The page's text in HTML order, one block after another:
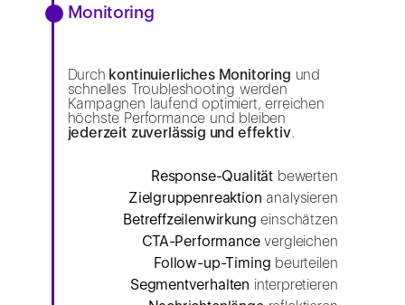
Monitoring
Durch kontinuierliches Monitoring und
schnelles Troubleshooting werden
Kampagnen laufend optimiert, erreichen
höchste Performance und bleiben
jederzeit zuverlässig und effektiv.
Response-Qualität bewerten
Zielgruppenreaktion analysieren
Betreffzeilenwirkung einschätzen
CTA-Performancevergleichen
Follow-up-Timing beurteilen
Segmentverhalten interpretieren